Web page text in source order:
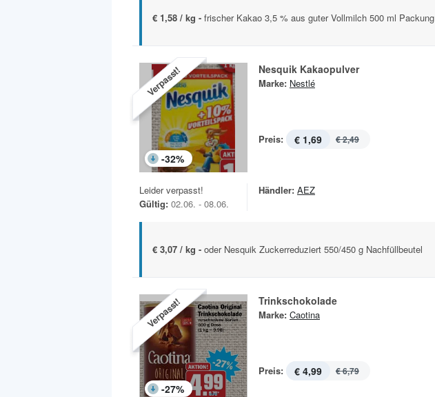
€ 1,58 / kg - frischer Kakao 3,5 % aus guter Vollmilch 500 ml Packung
Verpasst!
-32%
Nesquik Kakaopulver
Marke: Nestlé
Preis: € 1,69 € 2,49
Leider verpasst!
Gültig: 02.06. - 08.06.
Händler: AEZ
€ 3,07 / kg - oder Nesquik Zuckerreduziert 550/450 g Nachfüllbeutel
Verpasst!
-27%
Trinkschokolade
Marke: Caotina
Preis: € 4,99 € 6,79